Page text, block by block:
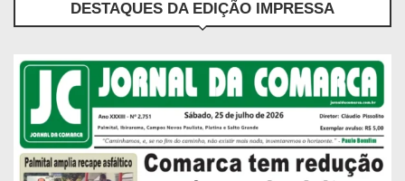
DESTAQUES DA EDIÇÃO IMPRESSA